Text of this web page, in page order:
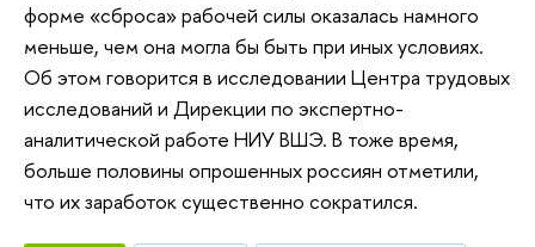
форме «сброса» рабочей силы оказалась намного
меньше, чем она могла бы быть при иных условиях.
Об этом говорится в исследовании Центра трудовых
исследований и Дирекции по экспертно-
аналитической работе НИУ ВШЭ. В тоже время,
больше половины опрошенных россиян отметили,
что их заработок существенно сократился.